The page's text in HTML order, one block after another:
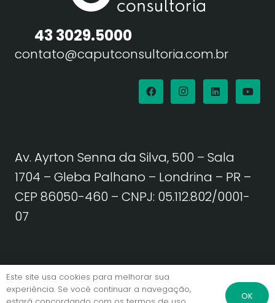
43 3029.5000
contato@caputconsultoria.com.br
Av. Ayrton Senna da Silva, 500 – Sala
1704 – Gleba Palhano – Londrina – PR –
CEP 86050-460 – CNPJ: 05.112.802/0001-
07
Política de Privacidade | Termos de Uso
Este site usa cookies para melhorar sua
experiência. Se você continuar a navegação,
OK